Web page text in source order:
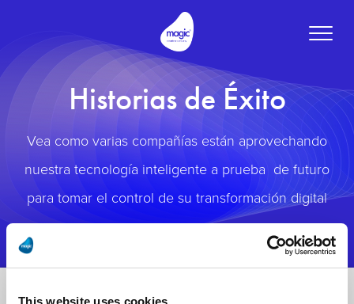
This website uses cookies
Toggle
Historias de Éxito
Vea como varias compañías están aprovechando
nuestra tecnología inteligente a prueba de futuro
para tomar el control de su transformación digital